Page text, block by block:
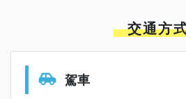
交通方
駕車